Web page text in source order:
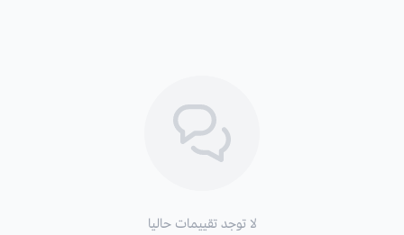
لا توجد تقييمات حاليا